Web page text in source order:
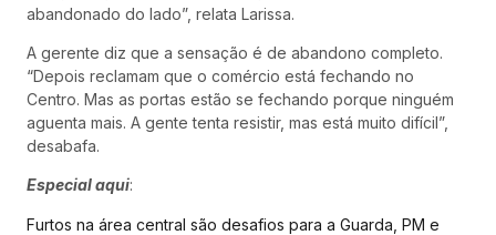
abandonado do lado”, relata Larissa.
A gerente diz que a sensação é de abandono completo.
“Depois reclamam que o comércio está fechando no
Centro. Mas as portas estão se fechando porque ninguém
aguenta mais. A gente tenta resistir, mas está muito difícil”,
desabafa.
Especial aqui:
Furtos na área central são desafios para a Guarda, PM e